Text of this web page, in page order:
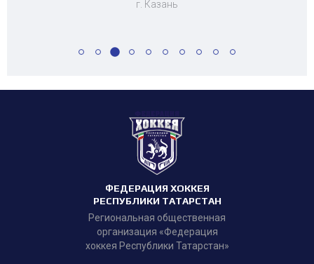
г. Казань
ФЕДЕРАЦИЯ ХОККЕЯ
РЕСПУБЛИКИ ТАТАРСТАН
Региональная общественная
организация «Федерация
хоккея Республики Татарстан»